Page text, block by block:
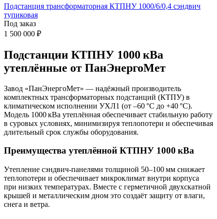
Подстанция трансформаторная КТПНУ 1000/6/0,4 сэндвич
тупиковая
Под заказ
1 500 000 ₽
Подстанции КТПНУ 1000 кВа
утеплённые от ПанЭнергоМет
Завод «ПанЭнергоМет» — надёжный производитель
комплектных трансформаторных подстанций (КТПУ) в
климатическом исполнении УХЛ1 (от –60 °C до +40 °C).
Модель 1000 кВа утеплённая обеспечивает стабильную работу
в суровых условиях, минимизируя теплопотери и обеспечивая
длительный срок службы оборудования.
Преимущества утеплённой КТПНУ 1000 кВа
Утепление сэндвич‑панелями толщиной 50–100 мм снижает
теплопотери и обеспечивает микроклимат внутри корпуса
при низких температурах. Вместе с герметичной двухскатной
крышей и металлическим дном это создаёт защиту от влаги,
снега и ветра.